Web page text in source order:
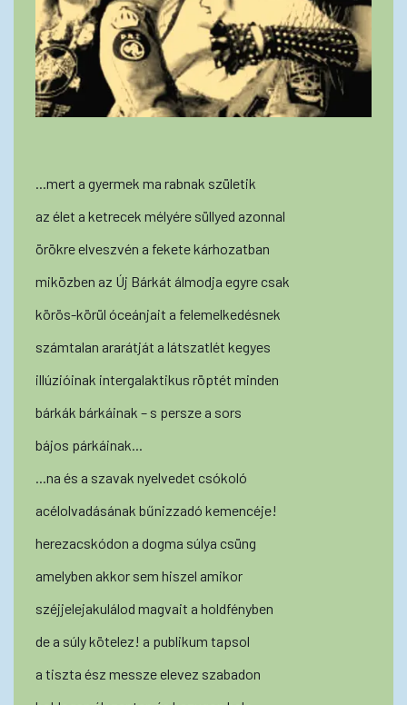
...mert a gyermek ma rabnak születik
az élet a ketrecek mélyére süllyed azonnal
örökre elveszvén a fekete kárhozatban
miközben az Új Bárkát álmodja egyre csak
körös-körül óceánjait a felemelkedésnek
számtalan ararátját a látszatlét kegyes
illúzióinak intergalaktikus röptét minden
bárkák bárkáinak – s persze a sors
bájos párkáinak...
...na és a szavak nyelvedet csókoló
acélolvadásának bűnizzadó kemencéje!
herezacskódon a dogma súlya csüng
amelyben akkor sem hiszel amikor
széjjelejakulálod magvait a holdfényben
de a súly kötelez! a publikum tapsol
a tiszta ész messze elevez szabadon